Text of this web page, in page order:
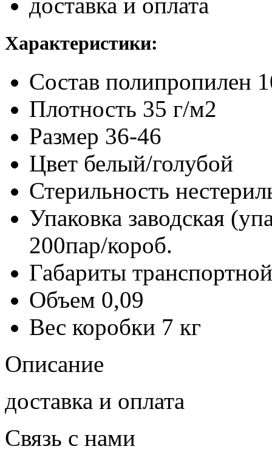
Характеристики:
Состав полипропилен
Плотность 35 г/м2
Размер 36-46
Цвет белый/голубой
Стерильность
Упаковка заводская
200пар/короб.
Габариты
Объем 0,09
Вес коробки 7 кг
Описание
доставка и оплата
Связь с нами